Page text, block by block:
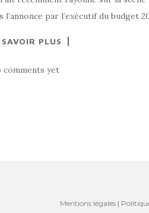
par l’exécutif du budget
SAVOIR PLUS
comments yet
Mentions légales |